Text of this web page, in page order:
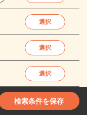
選択
選択
選択
検索条件を保存